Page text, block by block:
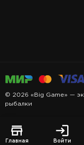
Главная Войти
© 2026 «Big Game» —
рыбалки